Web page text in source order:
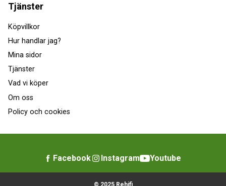
Tjänster
Köpvillkor
Hur handlar jag?
Mina sidor
Tjänster
Vad vi köper
Om oss
Policy och cookies
Facebook Instagram Youtube
© 2025 Rehifi